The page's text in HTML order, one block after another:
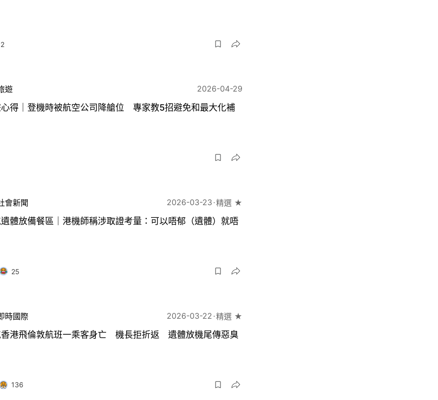
遊 2026-04-29
得｜登機時被航空公司降艙位 專家教5招避免和最大化補
會新聞 2026-03-23 精選 ★
體放備餐區｜港機師稱涉取證考量：可以唔郁（遺體）就唔
25
時國際 2026-03-22 精選 ★
港飛倫敦航班一乘客身亡 機長拒折返 遺體放機尾傳惡臭
136